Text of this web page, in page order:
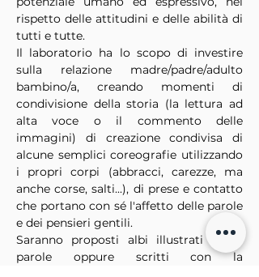
rispetto delle attitudini e delle abilità di
tutti e tutte.
Il laboratorio ha lo scopo di investire
sulla relazione madre/padre/adulto
bambino/a, creando momenti di
condivisione della storia (la lettura ad
alta voce o il commento delle
immagini) di creazione condivisa di
alcune semplici coreografie utilizzando
i propri corpi (abbracci, carezze, ma
anche corse, salti...), di prese e contatto
che portano con sé l'affetto delle parole
e dei pensieri gentili.
Saranno proposti albi illustrati senza
parole oppure scritti con la